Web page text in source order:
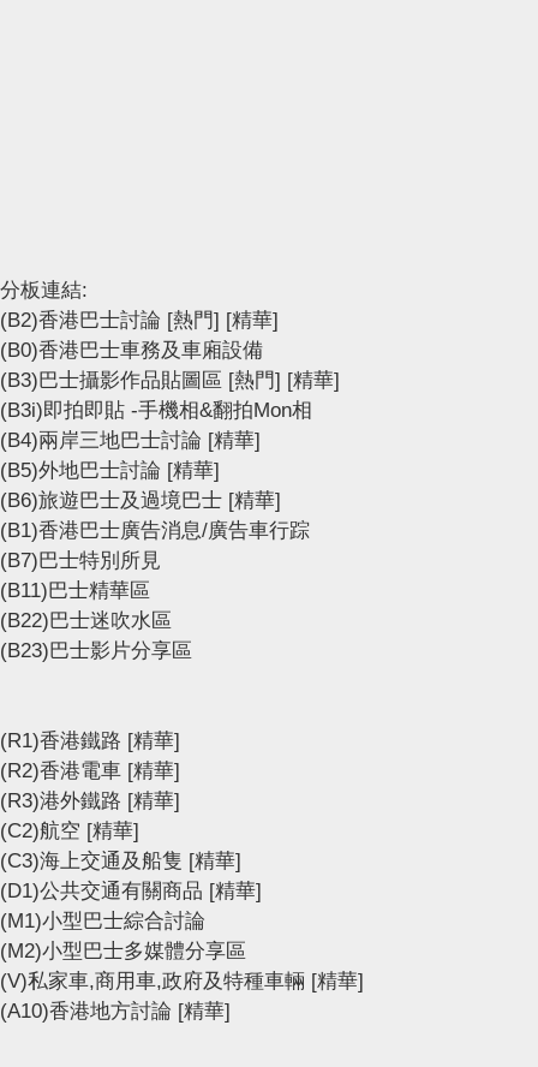
分板連結:
(B2)香港巴士討論 [熱門] [精華]
(B0)香港巴士車務及車廂設備
(B3)巴士攝影作品貼圖區 [熱門] [精華]
(B3i)即拍即貼 -手機相&翻拍Mon相
(B4)兩岸三地巴士討論 [精華]
(B5)外地巴士討論 [精華]
(B6)旅遊巴士及過境巴士 [精華]
(B1)香港巴士廣告消息/廣告車行踪
(B7)巴士特別所見
(B11)巴士精華區
(B22)巴士迷吹水區
(B23)巴士影片分享區
(R1)香港鐵路 [精華]
(R2)香港電車 [精華]
(R3)港外鐵路 [精華]
(C2)航空 [精華]
(C3)海上交通及船隻 [精華]
(D1)公共交通有關商品 [精華]
(M1)小型巴士綜合討論
(M2)小型巴士多媒體分享區
(V)私家車,商用車,政府及特種車輛 [精華]
(A10)香港地方討論 [精華]